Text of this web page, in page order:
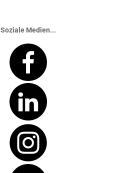
Soziale Medien...